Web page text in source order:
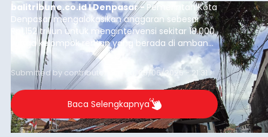
balitribune.co.id I Denpasar - Pemerintah Kota
Denpasar mengalokasikan anggaran sebesar
Rp1,152 triliun untuk mengintervensi sekitar 18.000
warga kelompok rentan yang berada di ambang
garis kemiskinan. Langkah strategis ini diambil
guna menjaga masyarakat yang berada pada
kelompok desil 5 dan 6 tersebut agar tidak
merosot ke kategori miskin.
Submitted by contributor Thu, 08/06/2026 - 21:31
Baca Selengkapnya